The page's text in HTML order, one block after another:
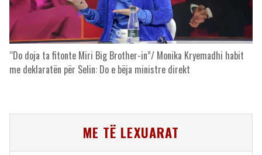
“Do doja ta fitonte Miri Big Brother-in”/ Monika Kryemadhi habit
me deklaratën për Selin: Do e bëja ministre direkt
ME TË LEXUARAT